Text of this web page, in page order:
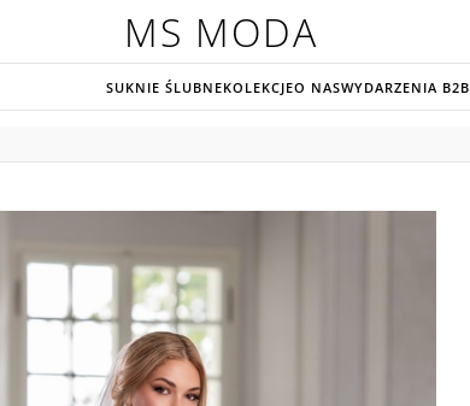
MS MODA
SUKNIE ŚLUBNEKOLEKCJEO NASWYDARZENIA B2B